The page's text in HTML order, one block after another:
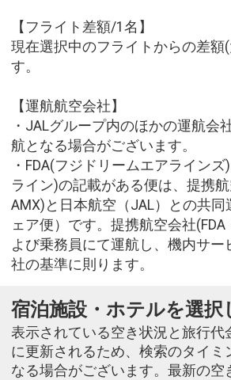
【フライト差額/1名】
現在選択中のフライトからの差額
す。
【運航航空会社】
・JALグループ内のほかの運航会
航となる場合がございます。
・FDA(フジドリームエアライン
ライン)の記載がある便は、提携航
AMX)と日本航空（JAL）との共同
ェア便）です。提携航空会社
よび乗務員にて運航し、機内サー
社の基準に則ります。
宿泊施設・ホテルを選
表示されている空き状況と旅行代
に更新されるため、検索のタイミ
なる場合がございます。最新の空